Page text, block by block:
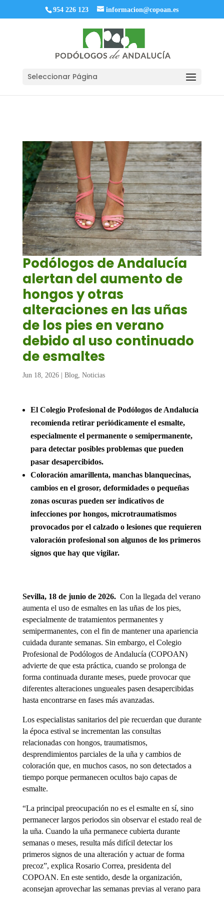
954 226 123 informacion@copoan.es
Seleccionar Página
Podólogos de Andalucía
alertan del aumento de
hongos y otras
alteraciones en las uñas
de los pies en verano
debido al uso continuado
de esmaltes
Jun 18, 2026| Blog, Noticias
El Colegio Profesional de Podólogos de Andalucía
recomienda retirar periódicamente el esmalte,
especialmente el permanente o semipermanente,
para detectar posibles problemas que pueden
pasar desapercibidos.
Coloración amarillenta, manchas blanquecinas,
cambios en el grosor, deformidades o pequeñas
zonas oscuras pueden ser indicativos de
infecciones por hongos, microtraumatismos
provocados por el calzado o lesiones que requieren
valoración profesional son algunos de los primeros
signos que hay que vigilar.
Sevilla, 18 de junio de 2026.Con la llegada del verano
aumenta el uso de esmaltes en las uñas de los pies,
especialmente de tratamientos permanentes y
semipermanentes, con el fin de mantener una apariencia
cuidada durante semanas. Sin embargo, el Colegio
Profesional de Podólogos de Andalucía (COPOAN)
advierte de que esta práctica, cuando se prolonga de
forma continuada durante meses, puede provocar que
diferentes alteraciones ungueales pasen desapercibidas
hasta encontrarse en fases más avanzadas.
Los especialistas sanitarios del pie recuerdan que durante
la época estival se incrementan las consultas
relacionadas con hongos, traumatismos,
desprendimientos parciales de la uña y cambios de
coloración que, en muchos casos, no son detectados a
tiempo porque permanecen ocultos bajo capas de
esmalte.
“La principal preocupación no es el esmalte en sí, sino
permanecer largos periodos sin observar el estado real de
la uña. Cuando la uña permanece cubierta durante
semanas o meses, resulta más difícil detectar los
primeros signos de una alteración y actuar de forma
precoz”, explica Rosario Correa, presidenta del
COPOAN. En este sentido, desde la organización,
aconsejan aprovechar las semanas previas al verano para